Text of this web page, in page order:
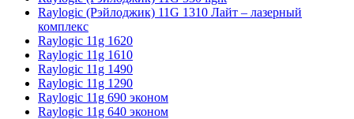
Raylogic (Рэйлоджик) 11G 1310 Лайт – лазерный
комплекс
Raylogic 11g 1620
Raylogic 11g 1610
Raylogic 11g 1490
Raylogic 11g 1290
Raylogic 11g 690 эконом
Raylogic 11g 640 эконом